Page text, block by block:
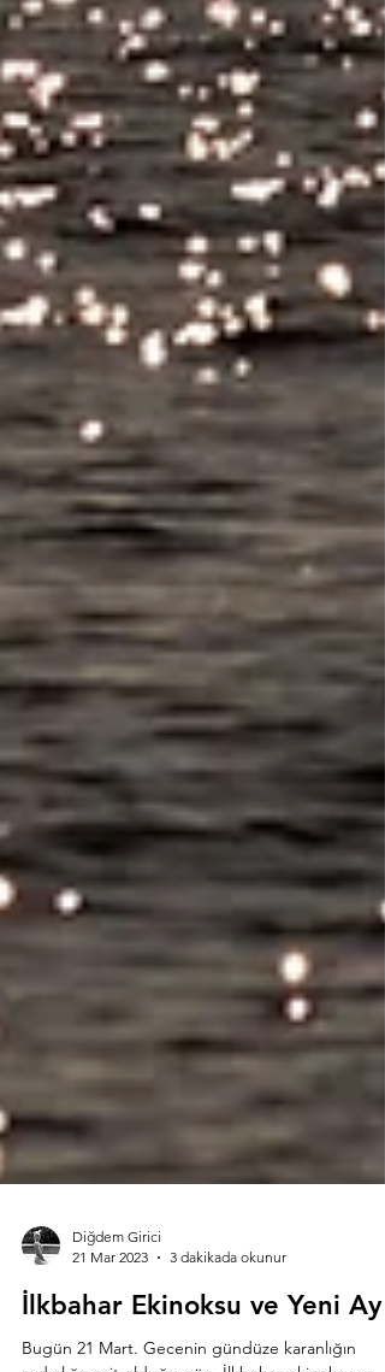
Diğdem Girici
21 Mar 2023
3 dakikada okunur
İlkbahar Ekinoksu ve Yeni Ay